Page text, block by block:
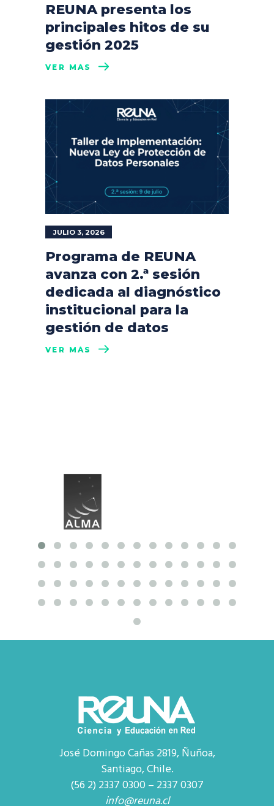
REUNA presenta los
principales hitos de su
gestión 2025
VER MÁS
JULIO 3, 2026
Programa de REUNA
avanza con 2.ª sesión
dedicada al diagnóstico
institucional para la
gestión de datos
VER MÁS
José Domingo Cañas 2819, Ñuñoa,
Santiago, Chile.
(56 2) 2337 0300 – 2337 0307
info@reuna.cl